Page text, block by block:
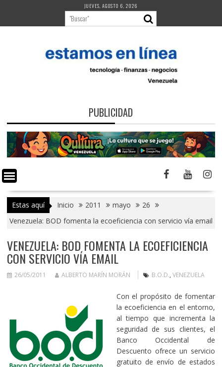
contenido
JUEVES, AGOSTO 6, 2026
PUBLICIDAD
Estas aquí Inicio 2011 mayo
26
Venezuela: BOD fomenta la ecoeficiencia con servicio vía email
VENEZUELA: BOD FOMENTA LA ECOEFICIENCIA
CON SERVICIO VÍA EMAIL
26/05/2011 ALBERTO MARÍN MORÁN B.O.D., VENEZUELA
Con el propósito de fomentar
la ecoeficiencia en el entorno,
al tiempo que incrementa la
seguridad de sus clientes, el
Banco Occidental de
Descuento ofrece un servicio
gratuito de envío de estados